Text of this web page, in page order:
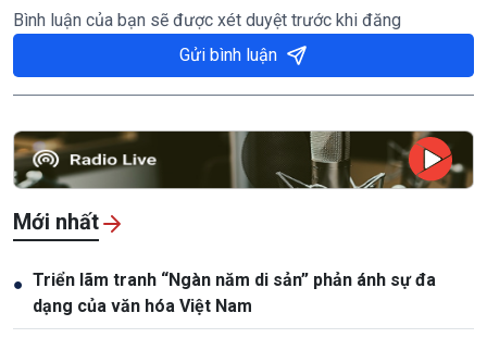
Bình luận của bạn sẽ được xét duyệt trước khi đăng
Gửi bình luận
Mới nhất
● Triển lãm tranh “Ngàn năm di sản” phản ánh sự đa
dạng của văn hóa Việt Nam